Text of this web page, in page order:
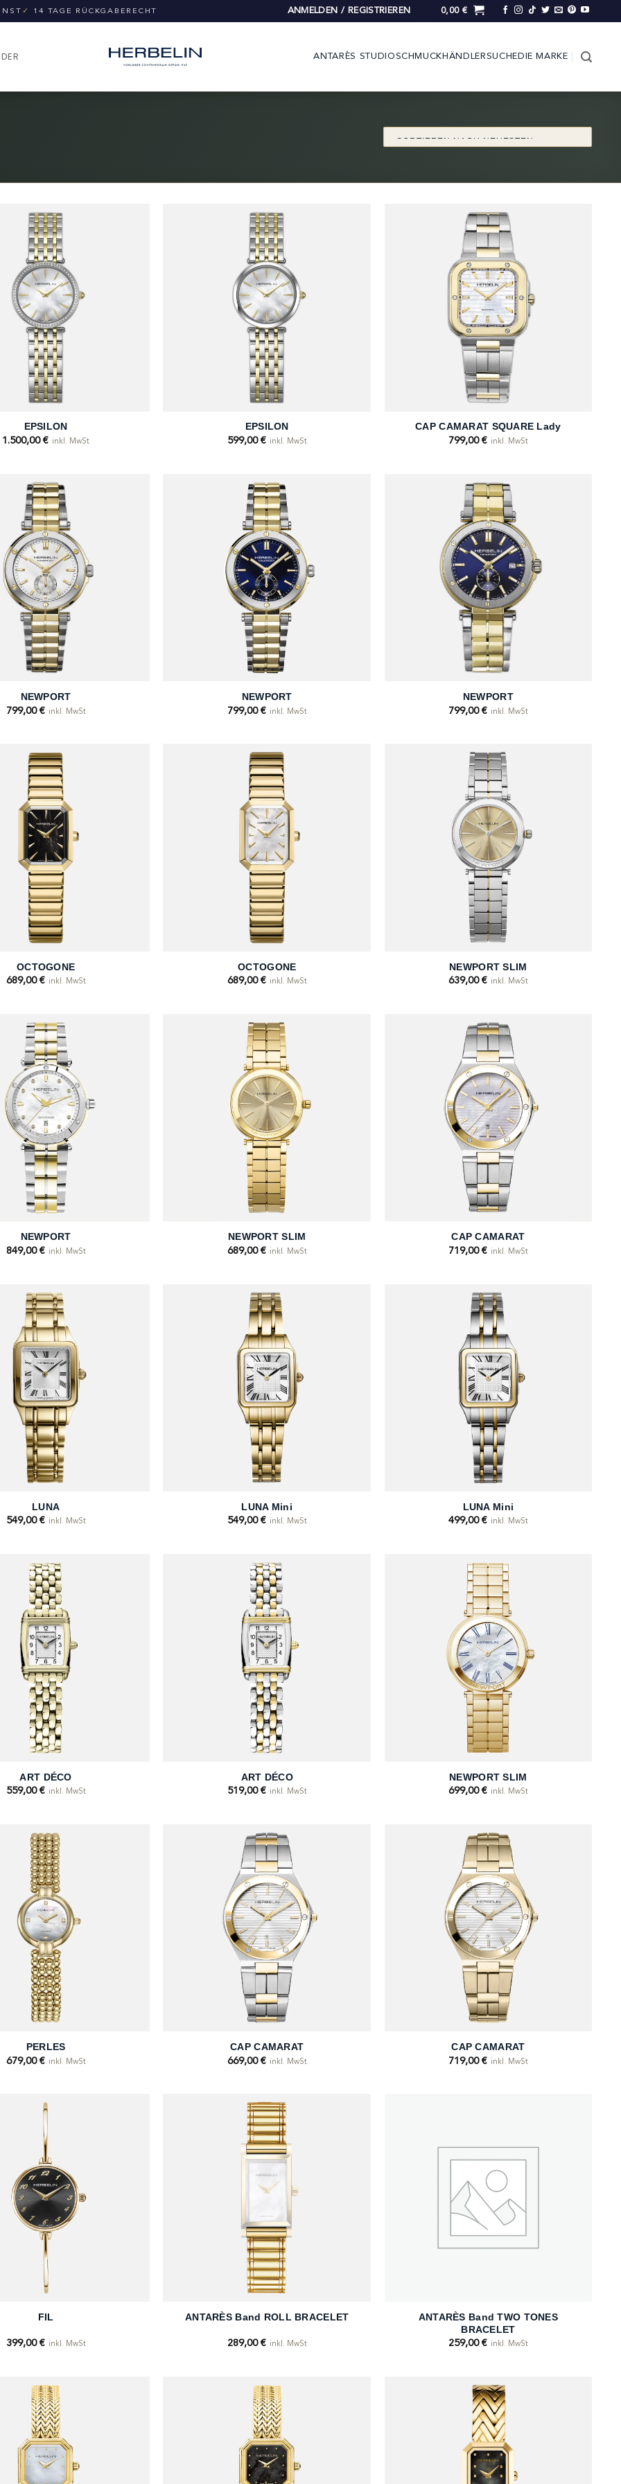
✓ 14 TAGE RÜCKGABERECHT ANMELDEN / REGISTRIEREN 0,00 €
ANTARÈS STUDIOSCHMUCK HÄNDLERSUCHE DIE MARKE
EPSILON
1.500,00€ inkl. MwSt
EPSILON
599,00 € inkl. MwSt
CAP CAMARAT SQUARE Lady
799,00 € inkl. MwSt
NEWPORT
799,00 € inkl. MwSt
NEWPORT
799,00 € inkl. MwSt
NEWPORT
799,00 € inkl. MwSt
OCTOGONE
689,00 € inkl. MwSt
OCTOGONE
689,00 € inkl. MwSt
NEWPORT SLIM
639,00 € inkl. MwSt
NEWPORT
849,00 € inkl. MwSt
NEWPORT SLIM
689,00 € inkl. MwSt
CAP CAMARAT
719,00 € inkl. MwSt
LUNA
549,00 € inkl. MwSt
LUNA Mini
549,00 € inkl. MwSt
LUNA Mini
499,00 € inkl. MwSt
ART DÉCO
559,00 € inkl. MwSt
ART DÉCO
519,00 € inkl. MwSt
NEWPORT SLIM
699,00 € inkl. MwSt
PERLES
679,00 € inkl. MwSt
CAP CAMARAT
669,00 € inkl. MwSt
CAP CAMARAT
719,00 € inkl. MwSt
FIL
399,00 € inkl. MwSt
ANTARÈS Band ROLL BRACELET
289,00 € inkl. MwSt
ANTARÈS Band TWO TONES
BRACELET
259,00 € inkl. MwSt